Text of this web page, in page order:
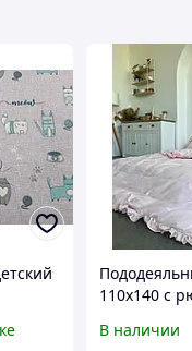
110х140 с
молнии
В наличии